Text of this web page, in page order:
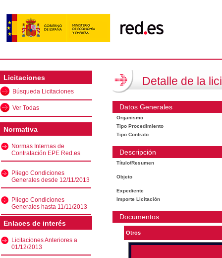
Licitaciones
Búsqueda Licitaciones
Ver Todas
Normativa
Normas Internas de
Contratación EPE Red.es
Pliego Condiciones
Generales desde 12/11/2013
Pliego Condiciones
Generales hasta 11/11/2013
Enlaces de interés
Licitaciones Anteriores a
01/12/2013
Detalle de la
Datos Generales
Organismo
Tipo Procedimiento
Tipo Contrato
Descripción
Título/Resumen
Objeto
Expediente
Importe Licitación
Documentos
Otros